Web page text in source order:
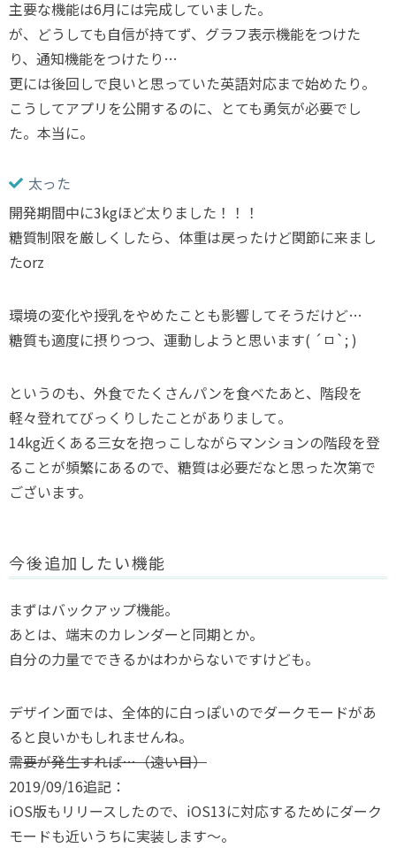
主要な機能は6月には完成していました。
が、どうしても自信が持てず、グラフ表示機能をつけた
り、通知機能をつけたり…
更には後回しで良いと思っていた英語対応まで始めたり。
こうしてアプリを公開するのに、とても勇気が必要でし
た。本当に。
太った
開発期間中に3kgほど太りました！！！
糖質制限を厳しくしたら、体重は戻ったけど関節に来まし
たorz
環境の変化や授乳をやめたことも影響してそうだけど…
糖質も適度に摂りつつ、運動しようと思います( ´ㅁ`; )
というのも、外食でたくさんパンを食べたあと、階段を
軽々登れてびっくりしたことがありまして。
14kg近くある三女を抱っこしながらマンションの階段を登
ることが頻繁にあるので、糖質は必要だなと思った次第で
ございます。
今後追加したい機能
まずはバックアップ機能。
あとは、端末のカレンダーと同期とか。
自分の力量でできるかはわからないですけども。
デザイン面では、全体的に白っぽいのでダークモードがあ
ると良いかもしれませんね。
需要が発生すれば…（遠い目）
2019/09/16追記：
iOS版もリリースしたので、iOS13に対応するためにダーク
モードも近いうちに実装します〜。